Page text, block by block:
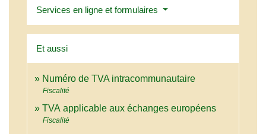
Services en ligne et formulaires
Et aussi
Numéro de TVA intracommunautaire
Fiscalité
TVA applicable aux échanges européens
Fiscalité